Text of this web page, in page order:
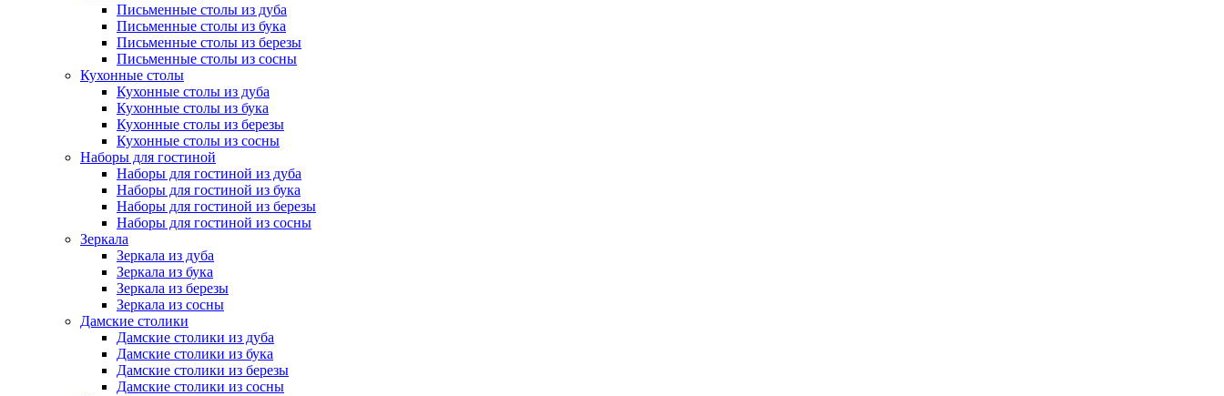
Письменные столы из дуба
Письменные столы из бука
Письменные столы из березы
Письменные столы из сосны
Кухонные столы
Кухонные столы из дуба
Кухонные столы из бука
Кухонные столы из березы
Кухонные столы из сосны
Наборы для гостиной
Наборы для гостиной из дуба
Наборы для гостиной из бука
Наборы для гостиной из березы
Наборы для гостиной из сосны
Зеркала
Зеркала из дуба
Зеркала из бука
Зеркала из березы
Зеркала из сосны
Дамские столики
Дамские столики из дуба
Дамские столики из бука
Дамские столики из березы
Дамские столики из сосны